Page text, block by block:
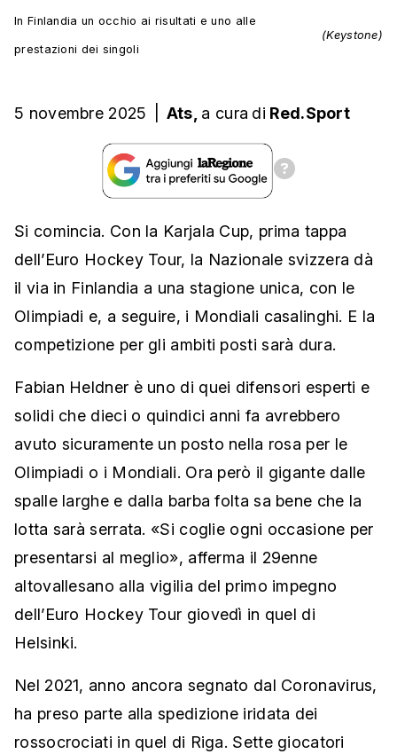
In Finlandia un occhio ai risultati e uno alle
prestazioni dei singoli
(Keystone)
5 novembre 2025 Ats, a cura di Red.Sport
Si comincia. Con la Karjala Cup, prima tappa
dell’Euro Hockey Tour, la Nazionale svizzera dà
il via in Finlandia a una stagione unica, con le
Olimpiadi e, a seguire, i Mondiali casalinghi. E la
competizione per gli ambiti posti sarà dura.
Fabian Heldner è uno di quei difensori esperti e
solidi che dieci o quindici anni fa avrebbero
avuto sicuramente un posto nella rosa per le
Olimpiadi o i Mondiali. Ora però il gigante dalle
spalle larghe e dalla barba folta sa bene che la
lotta sarà serrata. «Si coglie ogni occasione per
presentarsi al meglio», afferma il 29enne
altovallesano alla vigilia del primo impegno
dell’Euro Hockey Tour giovedì in quel di
Helsinki.
Nel 2021, anno ancora segnato dal Coronavirus,
ha preso parte alla spedizione iridata dei
rossocrociati in quel di Riga. Sette giocatori